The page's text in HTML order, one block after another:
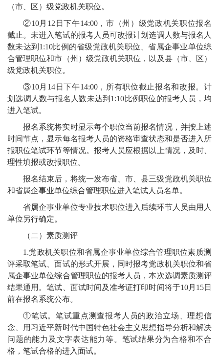
（市、区）级党政机关职位。
②10月12日下午14:00，市（州）级党政机关职位报名
截止。未进入笔试的报考人员可改报计划选调人数与报名人
数未达到1:10比例的省级党政机关职位、省属企事业单位综
合管理职位和市（州）级党政机关职位，以及县（市、区）
级党政机关职位。
③10月14日下午14:00，所有职位截止报名和改报。计
划选调人数与报名人数未达到1:10比例职位的报考人员，均
进入笔试。
报名系统将实时显示每个职位当前报名情况，并按上述
时间节点，显示每名报考人员的资格审查状态和是否进入所
报职位笔试环节等情况。报考人员应根据以上情况，及时、
理性填报或改报职位。
报名结束后，将统一发布省、市、县三级党政机关职位
和省属企事业单位综合管理职位进入笔试人员名单。
省属企事业单位专业技术职位进入后续环节人员由用人
单位另行确定。
（二）素质测评
1.党政机关职位和省属企事业单位综合管理职位素质测
评采取笔试、面试的形式开展，同时报考党政机关职位和省
属企事业单位综合管理职位的报考人员，本次选调素质测评
结果通用。笔试、面试时间及准考证打印时间将于10月15日
前在报名系统公布。
①笔试。笔试重点测查报考人员的政治立场、理想信
念、用习近平新时代中国特色社会主义思想指导分析和解决
问题的能力及文字表达能力等。笔试结果分为合格和不合
格，笔试合格的进入面试。